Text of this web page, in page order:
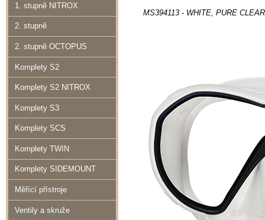
1. stupně NITROX
2. stupně
2. stupně OCTOPUS
Komplety S2
Komplety S2 NITROX
Komplety S3
Komplety SCS
Komplety TWIN
Komplety SIDEMOUNT
Měřící přístroje
Ventily a skruže
MS394113 - WHITE, PURE CLEAR